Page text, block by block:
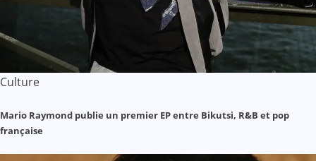
Culture
Mario Raymond publie un premier EP entre Bikutsi, R&B et pop
française